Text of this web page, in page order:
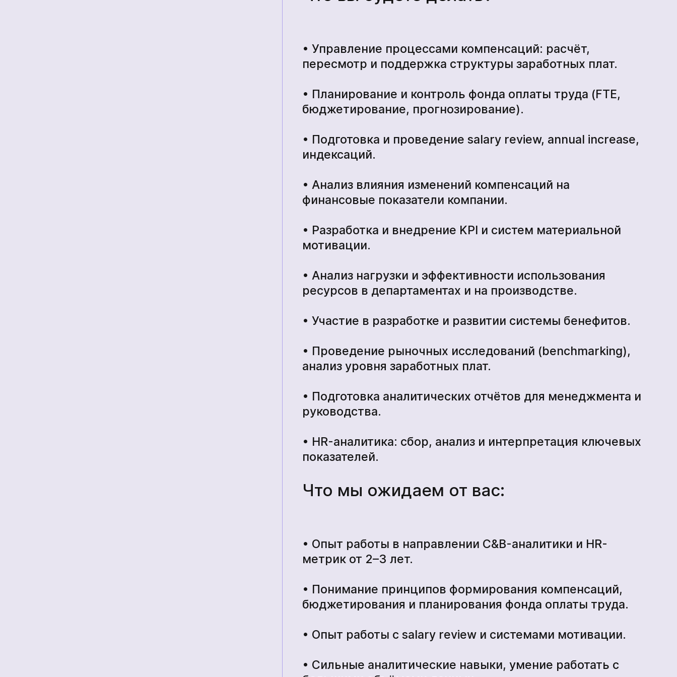
• Управление процессами компенсаций: расчёт,
пересмотр и поддержка структуры заработных плат.
• Планирование и контроль фонда оплаты труда (FTE,
бюджетирование, прогнозирование).
• Подготовка и проведение salary review, annual increase,
индексаций.
• Анализ влияния изменений компенсаций на
финансовые показатели компании.
• Разработка и внедрение KPI и систем материальной
мотивации.
• Анализ нагрузки и эффективности использования
ресурсов в департаментах и на производстве.
• Участие в разработке и развитии системы бенефитов.
• Проведение рыночных исследований (benchmarking),
анализ уровня заработных плат.
• Подготовка аналитических отчётов для менеджмента и
руководства.
• HR-аналитика: сбор, анализ и интерпретация ключевых
показателей.
Что мы ожидаем от вас:
• Опыт работы в направлении C&B-аналитики и HR-
метрик от 2–3 лет.
• Понимание принципов формирования компенсаций,
бюджетирования и планирования фонда оплаты труда.
• Опыт работы с salary review и системами мотивации.
• Сильные аналитические навыки, умение работать с
кількох годин
+3806 3 Показати
*
Ваш заказ принят
Ваша заявка прийнята
+3806 3 Показати
номер
*